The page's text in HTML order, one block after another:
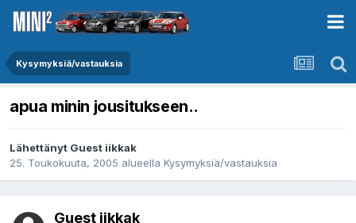
Kysymyksiä/vastauksia
apua minin jousitukseen..
Lähettänyt Guest iikkak
25. Toukokuuta, 2005 alueella Kysymyksiä/vastauksia
Guest iikkak